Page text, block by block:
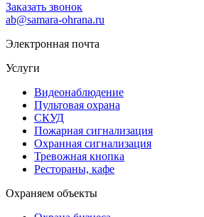
Заказать звонок
ab@samara-ohrana.ru
Электронная почта
Услуги
Видеонаблюдение
Пультовая охрана
СКУД
Пожарная сигнализация
Охранная сигнализация
Тревожная кнопка
Рестораны, кафе
Охраняем объекты